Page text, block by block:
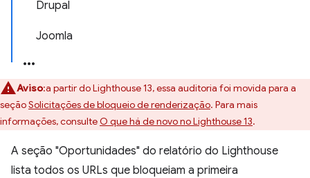
Drupal
Joomla
Aviso:a partir do Lighthouse 13, essa auditoria foi movida para a
seçãoSolicitações de bloqueio de renderização. Para mais
informações, consulteO que há de novo no Lighthouse 13.
A seção "Oportunidades" do relatório do Lighthouse
lista todos os URLs que bloqueiam a primeira